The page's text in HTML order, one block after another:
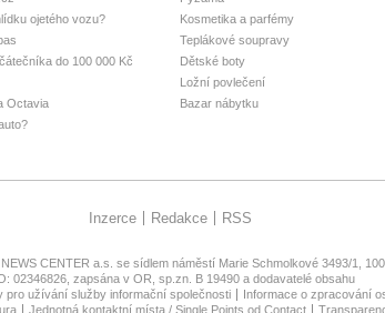
ojetého vozu?
do 100 000 Kč
Octavia
Kosmetika a parfémy
Teplákové soupravy
Dětské boty
Ložní povlečení
Bazar nábytku
Inzerce Redakce RSS
CENTER a.s. se sídlem náměstí Marie Schmolkové 3493/1,
02346826, zapsána v OR, sp.zn. B 19490 a dodavatelé obsahu
pro užívání služby informační společnosti Informace o zpracování
Jednotná kontaktní místa / Single Points od Contact